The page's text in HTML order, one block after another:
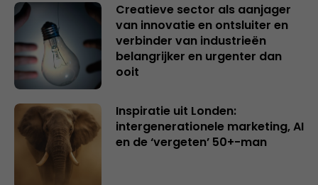
Creatieve sector als aanjager
van innovatie en ontsluiter en
verbinder van industrieën
belangrijker en urgenter dan
ooit
Inspiratie uit Londen:
intergenerationele marketing, AI
en de ‘vergeten’ 50+-man